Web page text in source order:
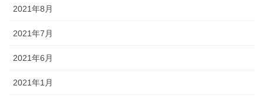
2021年8月
2021年7月
2021年6月
2021年1月